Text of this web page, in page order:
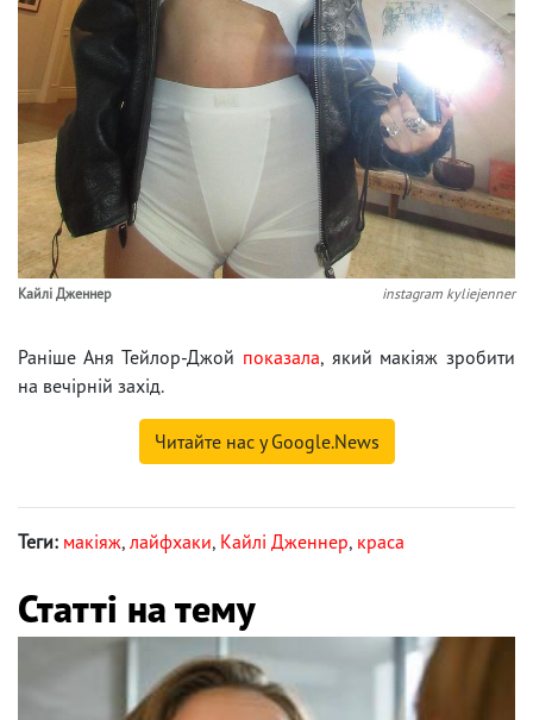
Кайлі Дженнер instagram kyliejenner
Раніше Аня Тейлор-Джой показала, який макіяж зробити
на вечірній захід.
Читайте нас у Google.News
Теги: макіяж, лайфхаки, Кайлі Дженнер, краса
Статті на тему